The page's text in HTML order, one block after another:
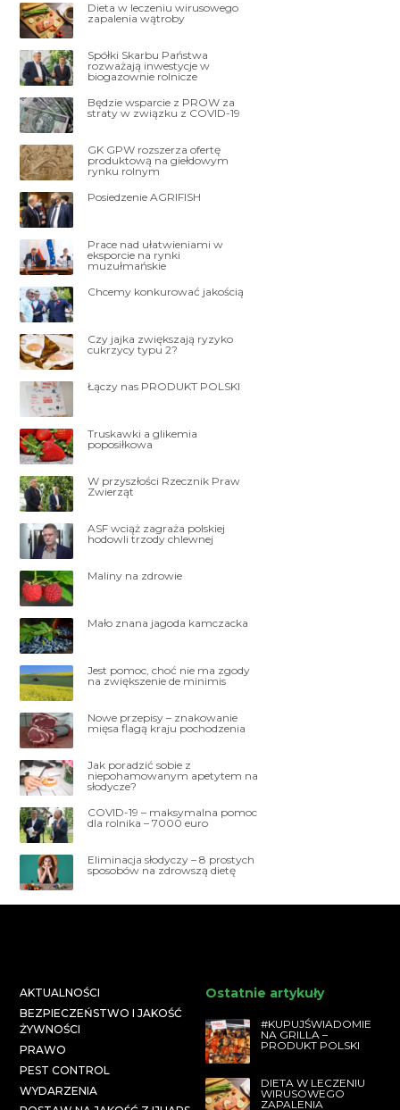
Dieta w leczeniu wirusowego
zapalenia wątroby
Spółki Skarbu Państwa
rozważają inwestycje w
biogazownie rolnicze
Będzie wsparcie z PROW za
straty w związku z COVID-19
GK GPW rozszerza ofertę
produktową na giełdowym
rynku rolnym
Posiedzenie AGRIFISH
Prace nad ułatwieniami w
eksporcie na rynki
muzułmańskie
Chcemy konkurować jakością
Czy jajka zwiększają ryzyko
cukrzycy typu 2?
Łączy nas PRODUKT POLSKI
Truskawki a glikemia
poposiłkowa
W przyszłości Rzecznik Praw
Zwierząt
ASF wciąż zagraża polskiej
hodowli trzody chlewnej
Maliny na zdrowie
Mało znana jagoda kamczacka
Jest pomoc, choć nie ma zgody
na zwiększenie de minimis
Nowe przepisy – znakowanie
mięsa flagą kraju pochodzenia
Jak poradzić sobie z
niepohamowanym apetytem na
słodycze?
COVID-19 – maksymalna pomoc
dla rolnika – 7000 euro
Eliminacja słodyczy – 8 prostych
sposobów na zdrowszą dietę
AKTUALNOŚCI
BEZPIECZEŃSTWO I JAKOŚĆ
ŻYWNOŚCI
PRAWO
PEST CONTROL
WYDARZENIA
Ostatnie artykuły
#KUPUJŚWIADOMIE
NA GRILLA –
PRODUKT POLSKI
DIETA W LECZENIU
WIRUSOWEGO
ZAPALENIA